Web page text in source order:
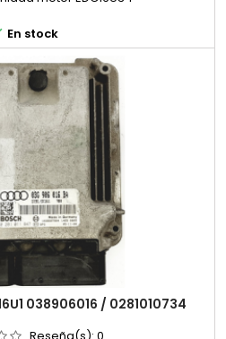
En stock
038906016 / 0281010734